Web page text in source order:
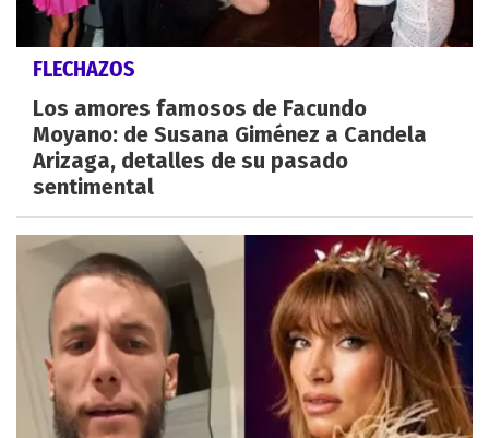
FLECHAZOS
Los amores famosos de Facundo
Moyano: de Susana Giménez a Candela
Arizaga, detalles de su pasado
sentimental